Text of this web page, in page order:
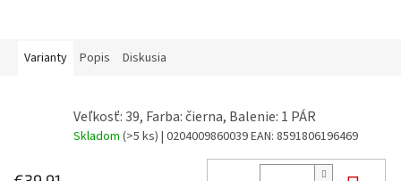
Varianty Popis Diskusia
Veľkosť: 39, Farba: čierna, Balenie: 1 PÁR
Skladom (>5 ks) | 0204009860039EAN: 8591806196469